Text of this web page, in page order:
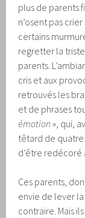
plus de parents
n’osent pas
certains
regretter la
parents.
cris et aux
retrouvés les
et de phrases
émotion», qui,
têtard de
d’être redécoré
Ces parents,
envie de lever
contraire. Mais